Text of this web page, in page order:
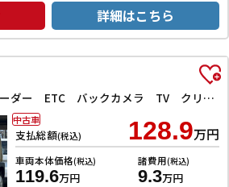
詳細はこちら
G 4WD ドライブレコーダー ETC バックカメラ TV クリアランスソナー レーンアシスト 衝突被害軽減システム オートライト LEDヘッドランプ ヘッドライトウォッシャー スマートキー
支払総額(税込) 128.9万円
車両本体価格(税込)
119.6万円
諸費用(税込)
9.3万円
中古車